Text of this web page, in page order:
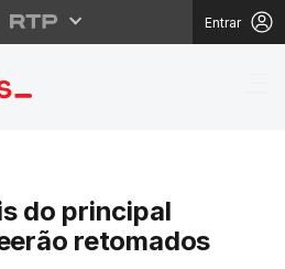
Entrar
do
do principal
retomados